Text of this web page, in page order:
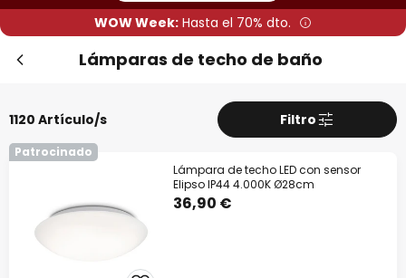
WOW Week: Hasta el 70% dto.
Lámparas de techo de baño
1120 Artículo/s Filtro
Patrocinado
Lámpara de techo LED con sensor
Elipso IP44 4.000K Ø28cm
36,90 €
Descuento extra
-10% EXTRAdesde 109 €
-13% EXTRA.